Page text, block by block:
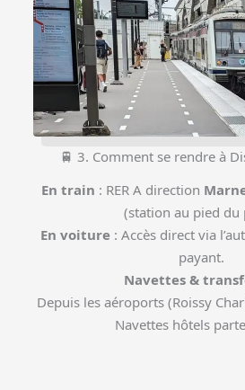
🚆 3. Comment se rendre à
En train : RER A direction
(station au pied du
En voiture : Accès direct via
payant.
Navettes &
Depuis les aéroports (Roissy
Navettes hôtels